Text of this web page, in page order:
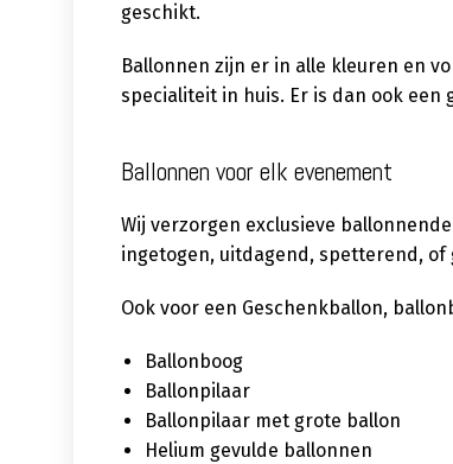
geschikt.
Ballonnen zijn er in alle kleuren en
specialiteit in huis. Er is dan ook
Ballonnen voor elk evenement
Wij verzorgen exclusieve
ingetogen, uitdagend, spetterend, of
Ook voor een Geschenkballon,
Ballonboog
Ballonpilaar
Ballonpilaar met grote ballon
Helium gevulde ballonnen